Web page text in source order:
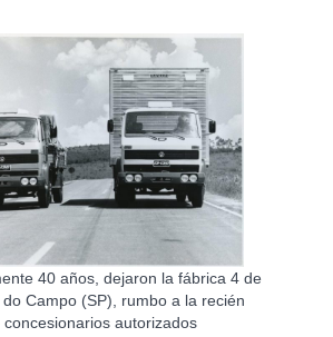
40 años, dejaron la fábrica 4 de
Campo (SP), rumbo a la recién
autorizados